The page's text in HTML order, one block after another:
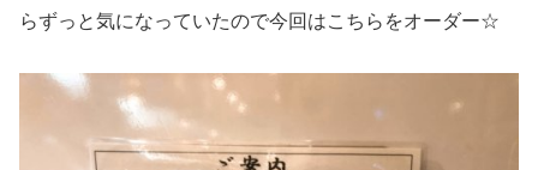
らずっと気になっていたので今回はこちらをオーダー☆